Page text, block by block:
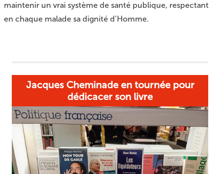
maintenir un vrai système de santé publique, respectant
en chaque malade sa dignité d’Homme.
Jacques Cheminade en tournée pour
dédicacer son livre